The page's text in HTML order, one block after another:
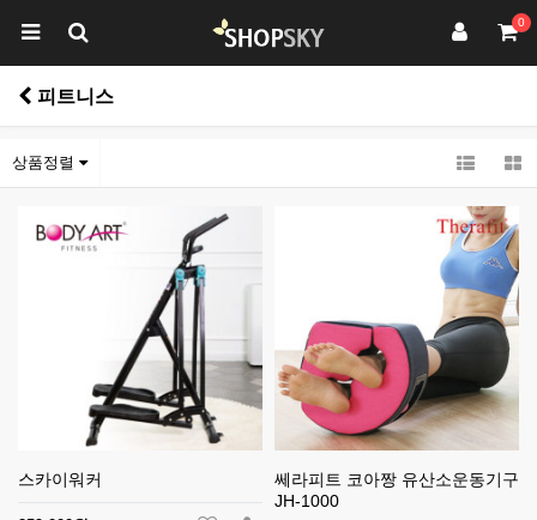
0
피트니스
상품정렬
스카이워커
쎄라피트 코아짱 유산소운동기구
JH-1000